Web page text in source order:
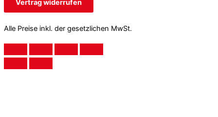
Vertrag widerrufen
Alle Preise inkl. der gesetzlichen MwSt.